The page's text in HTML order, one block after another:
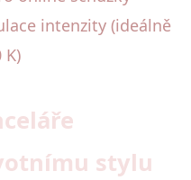
intenzity (ideálně
K)
stylu